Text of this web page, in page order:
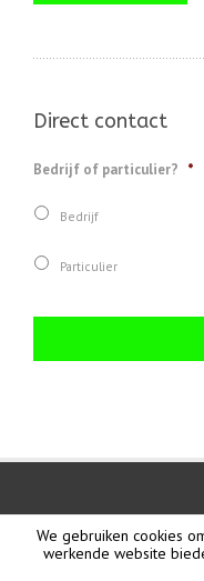
We gebruiken cookies
werkende website
Direct contact
Bedrijf of particulier? *
Bedrijf
Particulier